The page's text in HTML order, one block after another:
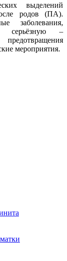
выделений
родов (ПА).
заболевания,
серьёзную –
мероприятия.